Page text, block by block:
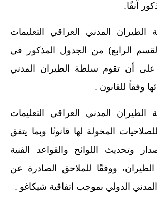
صحة وطب
فن ومشاهير
العامة
آنفًا.
المدني العراقي التعليمات
الرابع) من الجدول المذكور في
(1) آنفًا على أن تقوم سلطة الطيران المدني
وفقاً للقانون .
المدني العراقي التعليمات
المخولة لها قانونًا وبما يتفق
وتحديث اللوائح والقواعد الفنية
الطيران، ووفقًا للملاحق الصادرة عن
الدولي بموجب اتفاقية شيكاغو .